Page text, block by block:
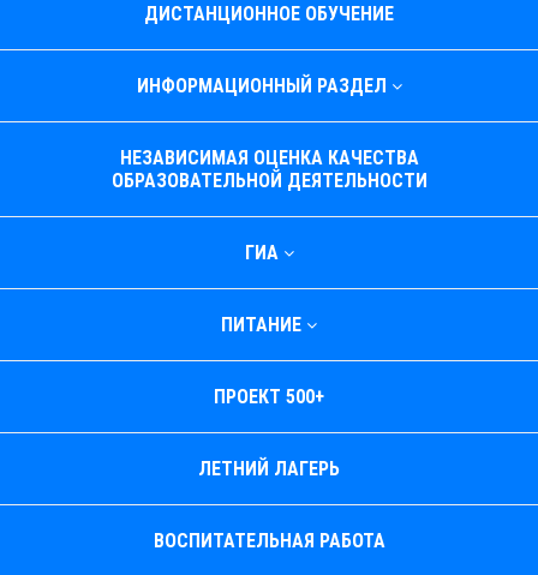
ДИСТАНЦИОННОЕ ОБУЧЕНИЕ
ИНФОРМАЦИОННЫЙ РАЗДЕЛ
НЕЗАВИСИМАЯ ОЦЕНКА КАЧЕСТВА
ОБРАЗОВАТЕЛЬНОЙ ДЕЯТЕЛЬНОСТИ
ГИА
ПИТАНИЕ
ПРОЕКТ 500+
ЛЕТНИЙ ЛАГЕРЬ
ВОСПИТАТЕЛЬНАЯ РАБОТА